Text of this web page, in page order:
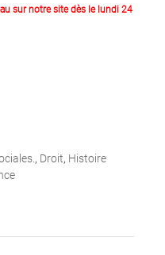
sur notre site dès le lundi 24
, Droit, Histoire